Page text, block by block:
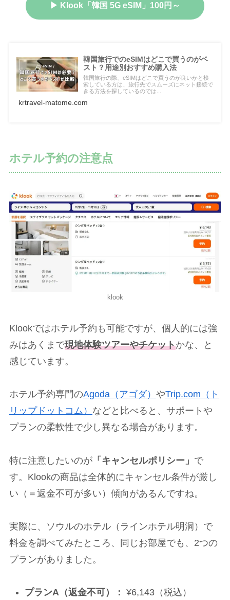
▶ Klook「韓国 5G eSIM」100円～
韓国旅行でのeSIMはどこで買うのがベ
スト？用途別おすすめ購入法
韓国旅行の際、eSIMはどこで買うのが良いかと検
索している方は、旅行先でスムーズにネット接続で
きる方法を探しているのでは...
krtravel-matome.com
ホテル予約の注意点
klook
Klookではホテル予約も可能ですが、個人的には強
みはあくまで現地体験ツアーやチケットかな、と
感じています。
ホテル予約専門のAgoda（アゴダ） やTrip.com（ト
リップドットコム） などと比べると、サポートや
プランの柔軟性で少し異なる場合があります。
特に注意したいのが 「キャンセルポリシー」 で
す。Klookの商品は全体的にキャンセル条件が厳し
い（＝返金不可が多い）傾向があるんですね。
実際に、ソウルのホテル（ラインホテル明洞）で
料金を調べてみたところ、同じお部屋でも、2つの
プランがありました。
プランA（返金不可）： ¥6,143（税込）